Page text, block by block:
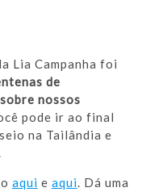
Lia Campanha foi
de
nossos
pode ir ao final
na Tailândia e
aqui e aqui. Dá uma